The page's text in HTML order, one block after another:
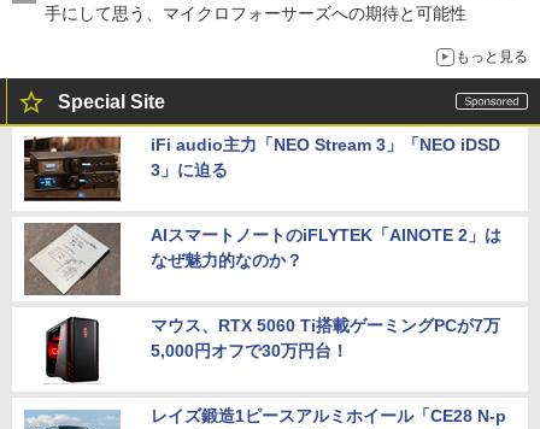
手にして思う、マイクロフォーサーズへの期待と可能性
もっと見る
Special Site
iFi audio主力「NEO Stream 3」「NEO iDSD
3」に迫る
AIスマートノートのiFLYTEK「AINOTE 2」は
なぜ魅力的なのか？
マウス、RTX 5060 Ti搭載ゲーミングPCが7万
5,000円オフで30万円台！
レイズ鍛造1ピースアルミホイール「CE28 N-p